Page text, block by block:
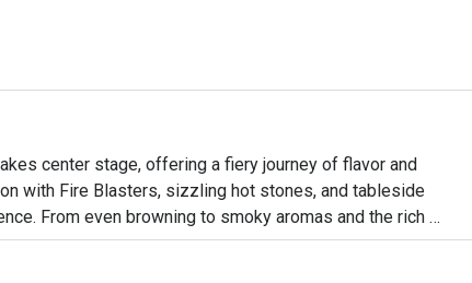
center stage, offering a fiery journey of flavor and
with Fire Blasters, sizzling hot stones, and tableside
From even browning to smoky aromas and the rich
fire-meets-meat perfection. Enjoy the fiery spectacle at